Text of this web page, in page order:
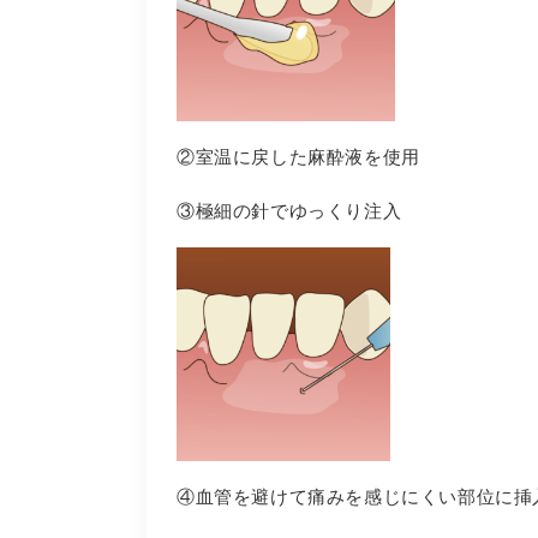
②室温に戻した麻酔液を使用
③極細の針でゆっくり注入
④血管を避けて痛みを感じにくい部位に挿